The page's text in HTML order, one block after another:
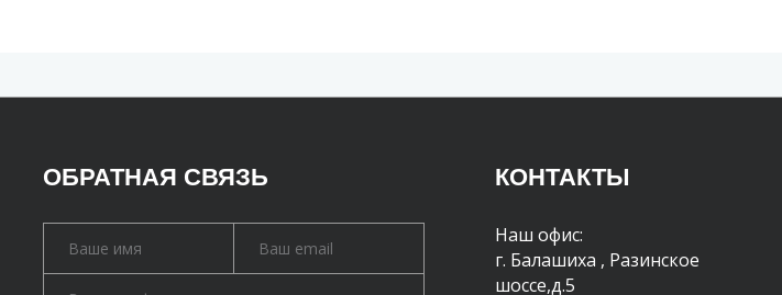
ОБРАТНАЯ СВЯЗЬ КОНТАКТЫ
Наш офис:
г. Балашиха , Разинское
шоссе,д.5